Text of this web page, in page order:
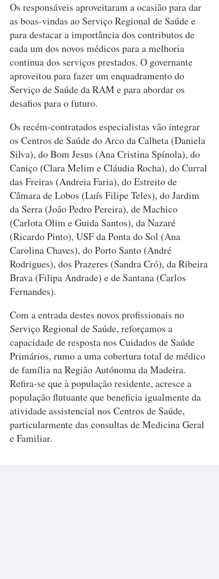
Os responsáveis aproveitaram a ocasião para dar
as boas-vindas ao Serviço Regional de Saúde e
para destacar a importância dos contributos de
cada um dos novos médicos para a melhoria
continua dos serviços prestados. O governante
aproveitou para fazer um enquadramento do
Serviço de Saúde da RAM e para abordar os
desafios para o futuro.
Os recém-contratados especialistas vão integrar
os Centros de Saúde do Arco da Calheta (Daniela
Silva), do Bom Jesus (Ana Cristina Spínola), do
Caniço (Clara Melim e Cláudia Rocha), do Curral
das Freiras (Andreia Faria), do Estreito de
Câmara de Lobos (Luís Filipe Teles), do Jardim
da Serra (João Pedro Pereira), de Machico
(Carlota Olim e Guida Santos), da Nazaré
(Ricardo Pinto), USF da Ponta do Sol (Ana
Carolina Chaves), do Porto Santo (André
Rodrigues), dos Prazeres (Sandra Cró), da Ribeira
Brava (Filipa Andrade) e de Santana (Carlos
Fernandes).
Com a entrada destes novos profissionais no
Serviço Regional de Saúde, reforçamos a
capacidade de resposta nos Cuidados de Saúde
Primários, rumo a uma cobertura total de médico
de família na Região Autónoma da Madeira.
Refira-se que à população residente, acresce a
população flutuante que beneficia igualmente da
atividade assistencial nos Centros de Saúde,
particularmente das consultas de Medicina Geral
e Familiar.